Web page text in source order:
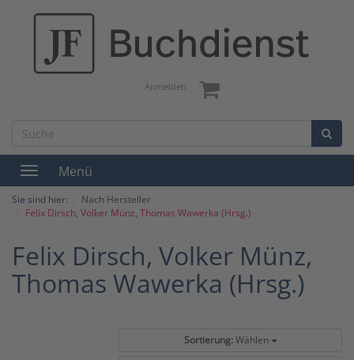
Anmelden
Toggle
navigation
Menü
Sie sind hier:
Nach Hersteller
Felix Dirsch, Volker Münz, Thomas Wawerka (Hrsg.)
Felix Dirsch, Volker Münz,
Thomas Wawerka (Hrsg.)
Sortierung: Wählen